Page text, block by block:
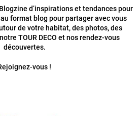
d’inspirations et tendances pour
format blog pour partager avec vous
de votre habitat, des photos, des
TOUR DECO et nos rendez-vous
découvertes.
vous !